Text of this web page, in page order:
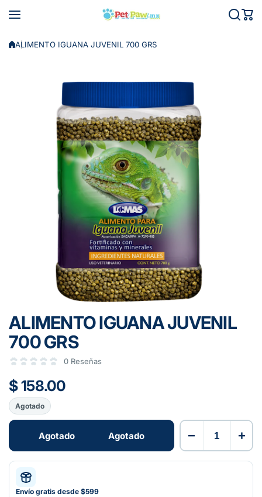
ALIMENTO IGUANA JUVENIL 700 GRS
ALIMENTO IGUANA JUVENIL
700 GRS
0 Reseñas
$ 158.00
Agotado
Agotado Agotado − +
Envío gratis desde $599